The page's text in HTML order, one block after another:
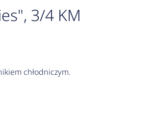
3/4 KM
chłodniczym.